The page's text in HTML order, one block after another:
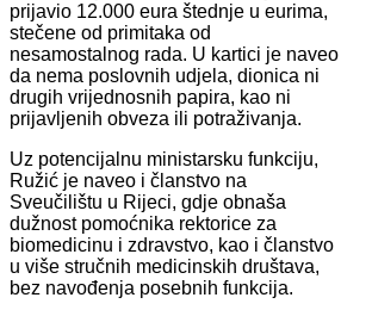
prijavio 12.000 eura štednje u eurima,
stečene od primitaka od
nesamostalnog rada. U kartici je naveo
da nema poslovnih udjela, dionica ni
drugih vrijednosnih papira, kao ni
prijavljenih obveza ili potraživanja.
Uz potencijalnu ministarsku funkciju,
Ružić je naveo i članstvo na
Sveučilištu u Rijeci, gdje obnaša
dužnost pomoćnika rektorice za
biomedicinu i zdravstvo, kao i članstvo
u više stručnih medicinskih društava,
bez navođenja posebnih funkcija.